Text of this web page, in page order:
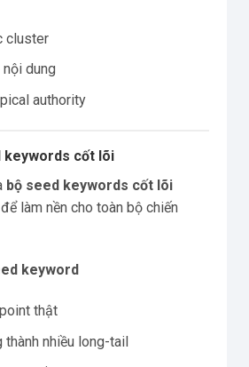
cluster
nội dung
authority
keywords cốt lõi
bộ seed keywords cốt lõi
làm nền cho toàn bộ chiến
keyword
thật
thành nhiều long-tail